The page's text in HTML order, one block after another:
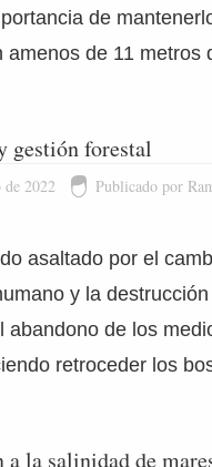
de
amenos de 11
gestión forestal
de 2022 Publicado por
asaltado por el
y la
abandono de los
retroceder los
la salinidad de